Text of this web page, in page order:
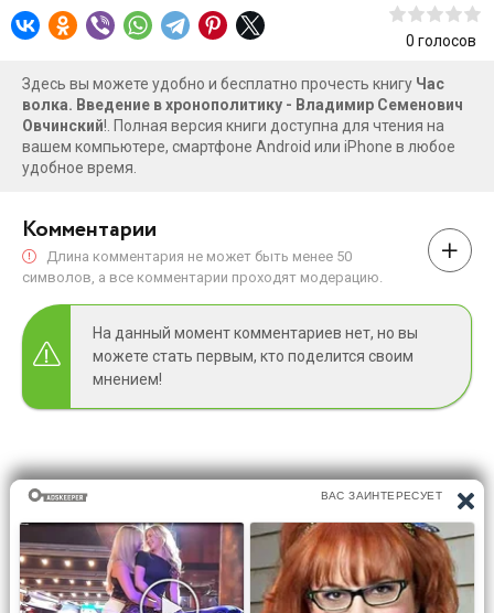
0 голосов
Здесь вы можете удобно и бесплатно прочесть книгу Час
волка. Введение в хронополитику - Владимир Семенович
Овчинский!. Полная версия книги доступна для чтения на
вашем компьютере, смартфоне Android или iPhone в любое
удобное время.
Комментарии
Длина комментария не может быть менее 50
символов, а все комментарии проходят модерацию.
На данный момент комментариев нет, но вы
можете стать первым, кто поделится своим
мнением!